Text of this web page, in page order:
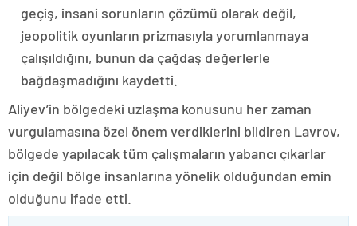
geçiş, insani sorunların çözümü olarak değil,
jeopolitik oyunların prizmasıyla yorumlanmaya
çalışıldığını, bunun da çağdaş değerlerle
bağdaşmadığını kaydetti.
Aliyev’in bölgedeki uzlaşma konusunu her zaman
vurgulamasına özel önem verdiklerini bildiren Lavrov,
bölgede yapılacak tüm çalışmaların yabancı çıkarlar
için değil bölge insanlarına yönelik olduğundan emin
olduğunu ifade etti.